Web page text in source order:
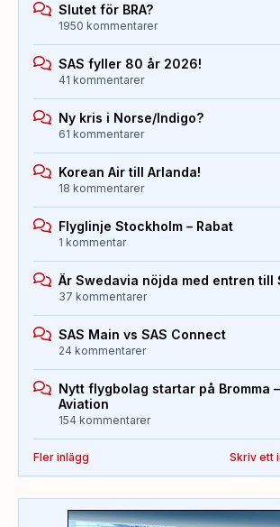
Slutet för BRA?
1950 kommentarer
SAS fyller 80 år 2026!
41 kommentarer
Ny kris i Norse/Indigo?
61 kommentarer
Korean Air till Arlanda!
18 kommentarer
Flyglinje Stockholm – Rabat
1 kommentar
Är Swedavia nöjda med entren till
37 kommentarer
SAS Main vs SAS Connect
24 kommentarer
Nytt flygbolag startar på Bromma
Aviation
154 kommentarer
Fler inlägg Skriv ett